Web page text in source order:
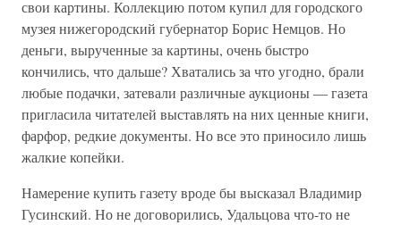
свои картины. Коллекцию потом купил для городского
музея нижегородский губернатор Борис Немцов. Но
деньги, вырученные за картины, очень быстро
кончились, что дальше? Хватались за что угодно, брали
любые подачки, затевали различные аукционы — газета
пригласила читателей выставлять на них ценные книги,
фарфор, редкие документы. Но все это приносило лишь
жалкие копейки.
Намерение купить газету вроде бы высказал Владимир
Гусинский. Но не договорились, Удальцова что-то не